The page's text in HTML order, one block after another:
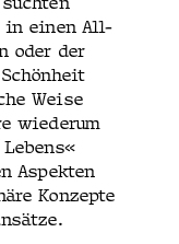
in einen All­
oder der
Weise
wiederum
Aspek­ten
Konzepte